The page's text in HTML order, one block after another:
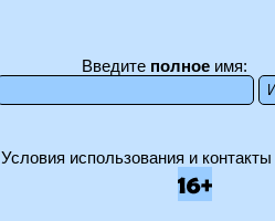
Введите полное имя:
Условия использования и контакты